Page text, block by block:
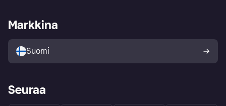
Tutustu kauppoihin
Ostajan turva
Kirjaudu sisään yrityksenä
Markkina
Suomi
Seuraa